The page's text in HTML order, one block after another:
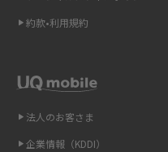
2015年2月(7)
2014年12月(8)
2014年11月(8)
2014年10月(9)
Wi-Fi 6とは？Wi-Fi 5との違いや
Wi-Fiを自宅に設置する方法は？
光ファイバーとは？仕組みやメリ
やすく解説
法人のお客さま
企業情報（KDDI）
約款•利用規約